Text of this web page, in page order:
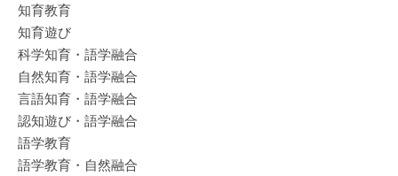
知育教育
知育遊び
科学知育・語学融合
自然知育・語学融合
言語知育・語学融合
認知遊び・語学融合
語学教育
語学教育・自然融合